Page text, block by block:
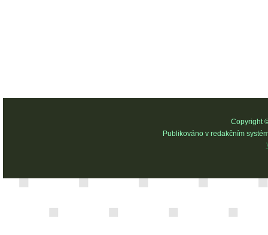
Copyright
Publikováno v redakčním